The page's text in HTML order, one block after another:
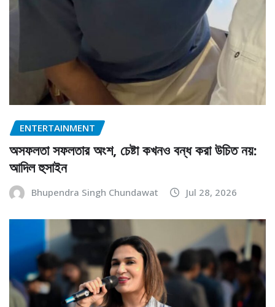
ENTERTAINMENT
অসফলতা সফলতার অংশ, চেষ্টা কখনও বন্ধ করা উচিত নয়:
আদিল হুসাইন
Bhupendra Singh Chundawat Jul 28, 2026